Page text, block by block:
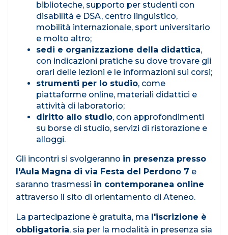
biblioteche, supporto per studenti con
disabilità e DSA, centro linguistico,
mobilità internazionale, sport universitario
e molto altro;
sedi e organizzazione della didattica,
con indicazioni pratiche su dove trovare gli
orari delle lezioni e le informazioni sui corsi;
strumenti per lo studio, come
piattaforme online, materiali didattici e
attività di laboratorio;
diritto allo studio, con approfondimenti
su borse di studio, servizi di ristorazione e
alloggi.
Gli incontri si svolgeranno in presenza presso
l'Aula Magna di via Festa del Perdono 7 e
saranno trasmessi in contemporanea online
attraverso il sito di orientamento di Ateneo.
La partecipazione è gratuita, ma l'iscrizione è
obbligatoria, sia per la modalità in presenza sia